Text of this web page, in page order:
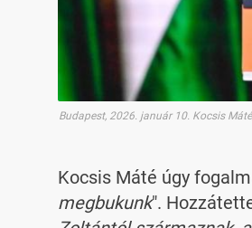
Budapest, 2026. január 10. Kocsis
Kocsis Máté úgy
megbukunk".